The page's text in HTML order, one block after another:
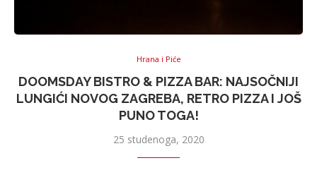
Hrana i Piće
DOOMSDAY BISTRO & PIZZA BAR: NAJSOČNIJI
LUNGIĆI NOVOG ZAGREBA, RETRO PIZZA I JOŠ
PUNO TOGA!
25 studenoga, 2020